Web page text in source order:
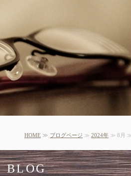
HOME ≫ ブログページ ≫ 2024年 ≫ 8月
BLOG